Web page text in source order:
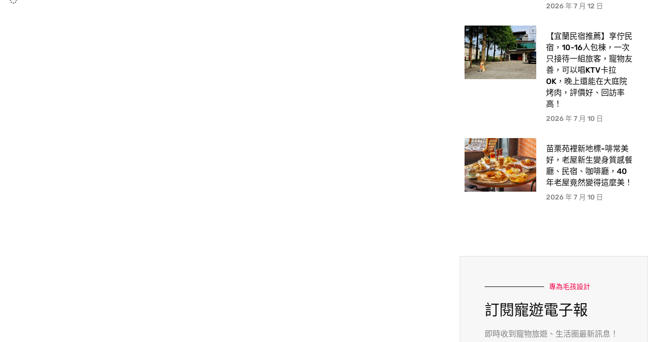
2026 年 7 月 12 日
【宜蘭民宿推薦】享佇民
宿，10-16人包棟，一次
只接待一組旅客，寵物友
善，可以唱KTV卡拉
OK，晚上還能在大庭院
烤肉，評價好、回訪率
高！
2026 年 7 月 10 日
苗栗苑裡新地標-啡常美
好，老屋新生變身質感餐
廳、民宿、咖啡廳，40
年老屋竟然變得這麼美！
2026 年 7 月 10 日
專為毛孩設計
訂閱寵遊電子報
即時收到寵物旅遊、生活圈最新訊息！